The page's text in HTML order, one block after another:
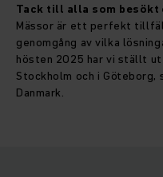
Tack till alla som besökt
Mässor är ett perfekt
genomgång av vilka
hösten 2025 har vi ställt ut
Stockholm och i Göteborg,
Danmark.